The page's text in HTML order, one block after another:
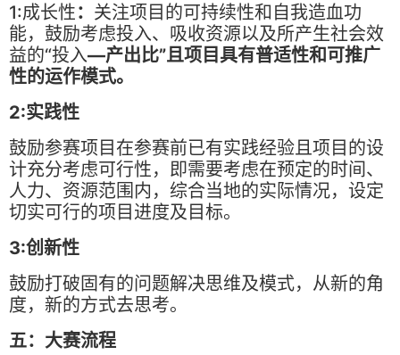
1:成长性： 关注项目的可持续性和自我造血功
能，鼓励考虑投入、吸收资源以及所产生社会效
益的“投入—产出比”且项目具有普适性和可推广
性的运作模式。
2:实践性
鼓励参赛项目在参赛前已有实践经验且项目的设
计充分考虑可行性，即需要考虑在预定的时间、
人力、资源范围内，综合当地的实际情况，设定
切实可行的项目进度及目标。
3:创新性
鼓励打破固有的问题解决思维及模式，从新的角
度，新的方式去思考。
五：大赛流程